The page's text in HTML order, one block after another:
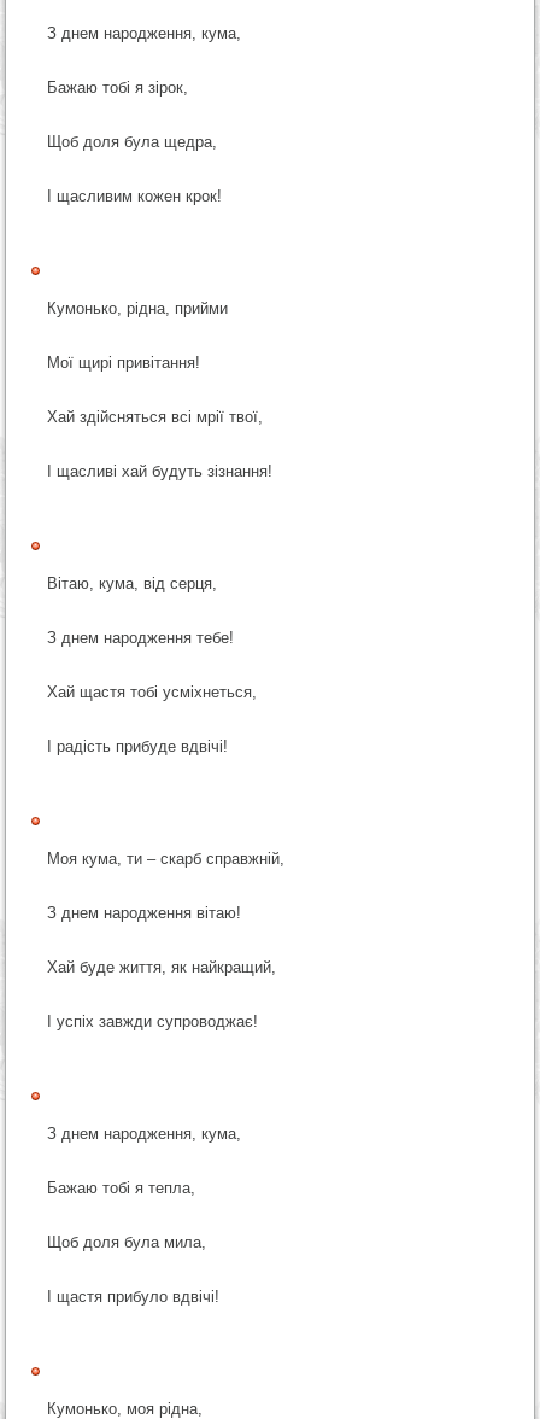
З днем народження, кума,
Бажаю тобі я зірок,
Щоб доля була щедра,
І щасливим кожен крок!
Кумонько, рідна, прийми
Мої щирі привітання!
Хай здійсняться всі мрії твої,
І щасливі хай будуть зізнання!
Вітаю, кума, від серця,
З днем народження тебе!
Хай щастя тобі усміхнеться,
І радість прибуде вдвічі!
Моя кума, ти – скарб справжній,
З днем народження вітаю!
Хай буде життя, як найкращий,
І успіх завжди супроводжає!
З днем народження, кума,
Бажаю тобі я тепла,
Щоб доля була мила,
І щастя прибуло вдвічі!
Кумонько, моя рідна,